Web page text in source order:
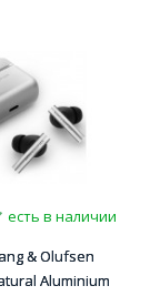
есть в наличии
& Olufsen
Aluminium